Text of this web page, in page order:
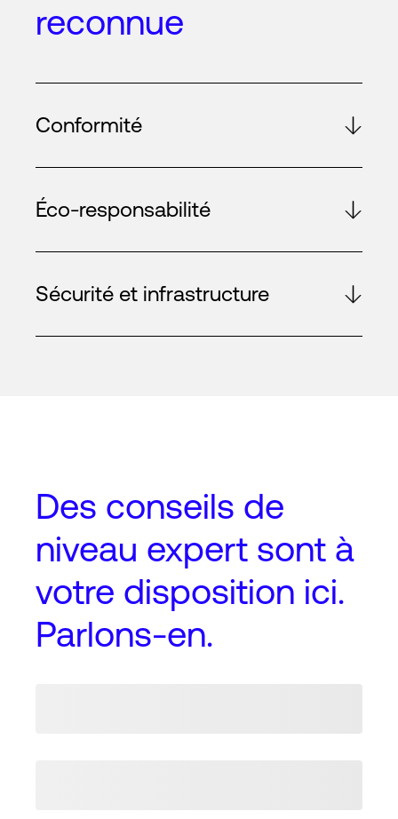
reconnue
Conformité
Éco-responsabilité
Sécurité et infrastructure
Des conseils de
niveau expert sont à
votre disposition ici.
Parlons-en.